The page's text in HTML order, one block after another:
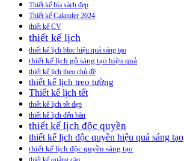
Thiết kế bìa sách đẹp
Thiết kế Calander 2024
thiết kế CV
thiết kế lịch
thiết kế lịch bloc hiệu quả sáng tạo
thiết kế lịch gỗ sáng tạo hiệu quả
thiết kế lịch theo chủ đề
thiết kế lịch treo tường
Thiết kế lịch tết
thiết kế lịch tết đẹp
thiết kế lịch đển bàn
thiết kế lịch độc quyền
thiết kế lịch độc quyền hiệu quả sáng tạo
thiết kế lịch độc quyền sáng tạo